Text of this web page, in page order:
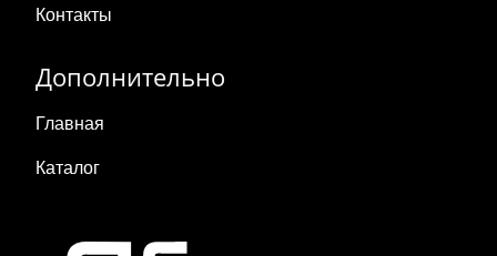
Контакты
Дополнительно
Главная
Каталог